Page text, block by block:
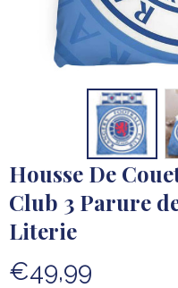
Housse De
Club 3 Parure
Literie
€49,99